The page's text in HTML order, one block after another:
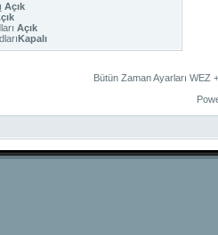
Açık
Açık
Kapalı
Bütün Zaman Ayarları WEZ